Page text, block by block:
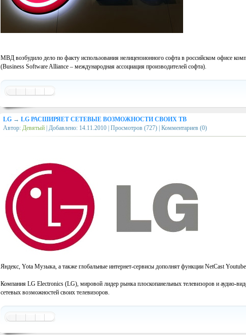
МВД возбудило дело по факту использования нелицензионного софта в российском офисе
(Business Software Alliance – международная ассоциация производителей софта).
LG → LG РАСШИРЯЕТ СЕТЕВЫЕ ВОЗМОЖНОСТИ СВОИХ ТВ
Автор: Девятый | Добавлено: 14.11.2010 | Просмотров (727) | Комментариев (0)
Яндекс, Yota Музыка, а также глобальные интернет-сервисы дополнят функции NetCast
Компания LG Electronics (LG), мировой лидер рынка плоскопанельных телевизоров и аудио-
сетевых возможностей своих телевизоров.